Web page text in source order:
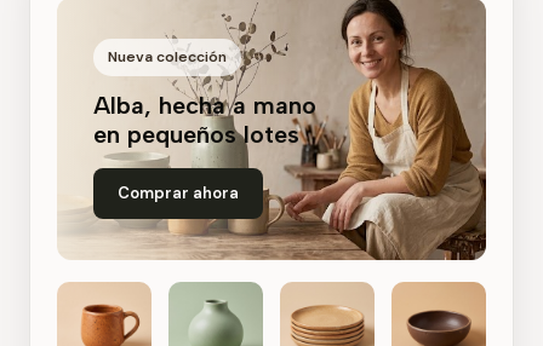
Nueva colección
Alba, hecha a mano
en pequeños lotes
Comprar ahora